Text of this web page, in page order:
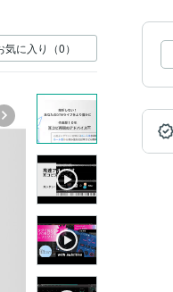
気に入り（0）